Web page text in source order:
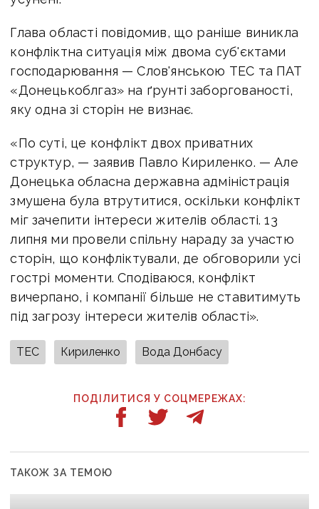
Глава області повідомив, що раніше виникла
конфліктна ситуація між двома суб'єктами
господарювання — Слов'янською ТЕС та ПАТ
«Донецькоблгаз» на ґрунті заборгованості,
яку одна зі сторін не визнає.
«По суті, це конфлікт двох приватних
структур, — заявив Павло Кириленко. — Але
Донецька обласна державна адміністрація
змушена була втрутитися, оскільки конфлікт
міг зачепити інтереси жителів області. 13
липня ми провели спільну нараду за участю
сторін, що конфліктували, де обговорили усі
гострі моменти. Сподіваюся, конфлікт
вичерпано, і компанії більше не ставитимуть
під загрозу інтереси жителів області».
ТЕС Кириленко Вода Донбасу
ПОДІЛИТИСЯ У СОЦМЕРЕЖАХ:
ТАКОЖ ЗА ТЕМОЮ